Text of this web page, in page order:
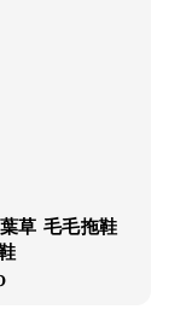
草 毛毛拖鞋